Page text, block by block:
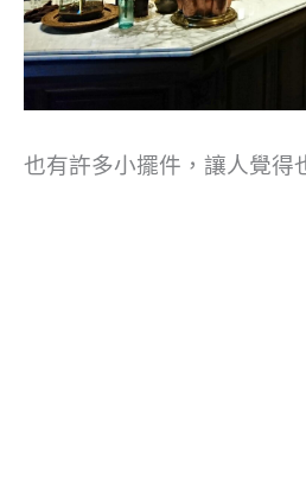
也有許多小擺件，讓人覺得